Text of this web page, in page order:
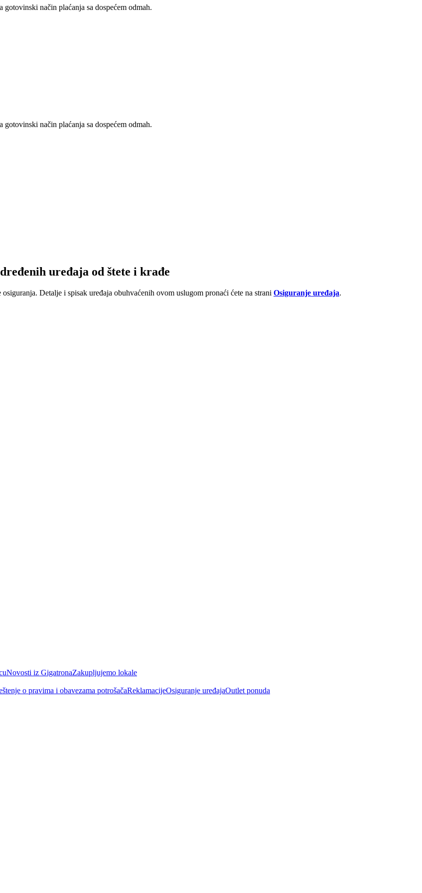
način plaćanja sa dospećem odmah.
način plaćanja sa dospećem odmah.
uređaja od štete i krađe
Detalje i spisak uređaja obuhvaćenih ovom uslugom pronaći ćete na strani Osiguranje uređaja.
Novosti iz GigatronaZakupljujemo lokale
o pravima i obavezama potrošačaReklamacijeOsiguranje uređajaOutlet ponuda